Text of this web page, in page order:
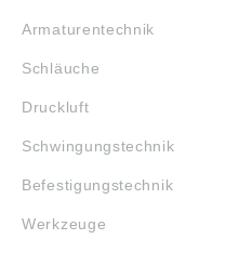
Armaturentechnik
Schläuche
Druckluft
Schwingungstechnik
Befestigungstechnik
Werkzeuge